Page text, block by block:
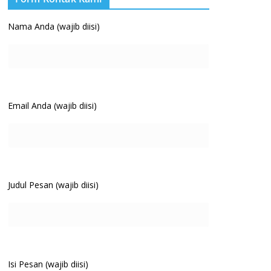
Nama Anda (wajib diisi)
Email Anda (wajib diisi)
Judul Pesan (wajib diisi)
Isi Pesan (wajib diisi)